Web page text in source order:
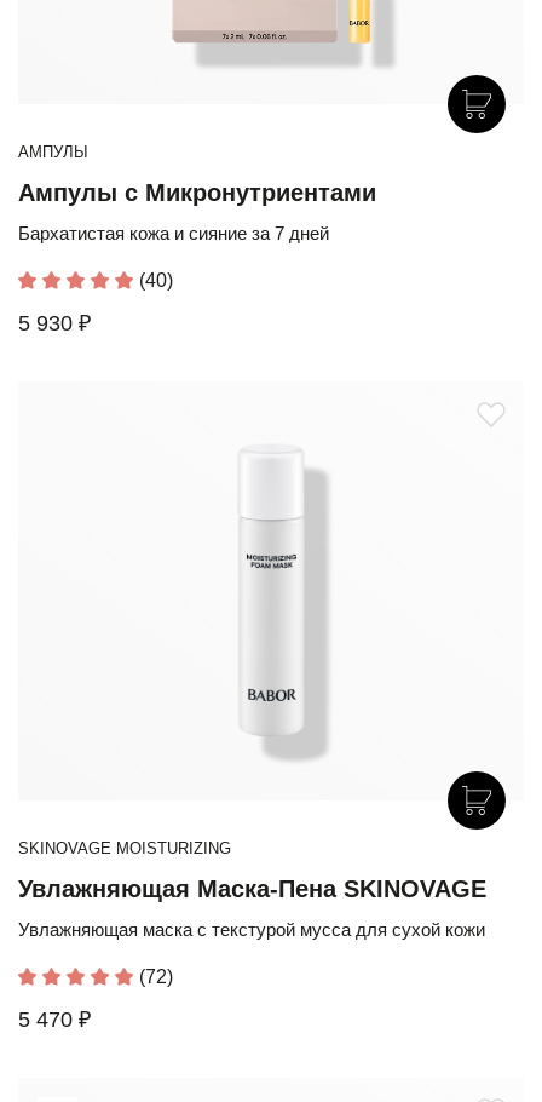
АМПУЛЫ
Ампулы с Микронутриентами
Бархатистая кожа и сияние за 7 дней
(40)
5 930 ₽
SKINOVAGE MOISTURIZING
Увлажняющая Маска-Пена SKINOVAGE
Увлажняющая маска с текстурой мусса для сухой кожи
(72)
5 470 ₽